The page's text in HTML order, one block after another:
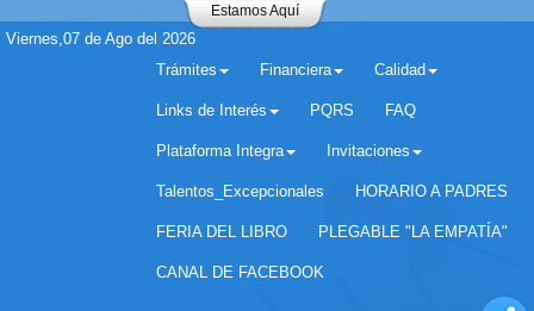
Estamos Aquí
Viernes,07 de Ago del 2026
Trámites
Financiera Calidad
Links de Interés PQRS FAQ
Plataforma Integra Invitaciones
Talentos_Excepcionales HORARIO A PADRES
FERIA DEL LIBRO PLEGABLE "LA EMPATÍA"
CANAL DE FACEBOOK